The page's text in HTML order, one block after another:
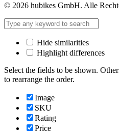
© 2026 hubikes GmbH. Alle
Hide similarities
Highlight differences
Select the fields to be shown.
to rearrange the order.
Image
SKU
Rating
Price